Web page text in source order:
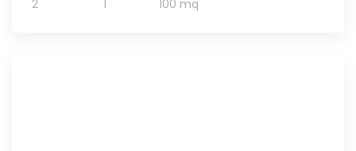
2
1
100 mq